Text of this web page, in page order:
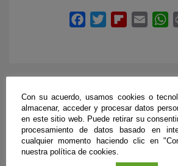
ÚLTIMAS
#CienciaDirecta
Con su acuerdo, usamos cookies o
almacenar, acceder y procesar datos
en este sitio web. Puede retirar su
procesamiento de datos basado en
cualquier momento haciendo clic en
nuestra política de cookies.